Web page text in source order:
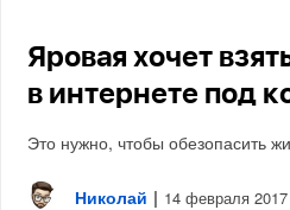
Яровая хочет
в интернете под
Это нужно, чтобы обезопасить
Николай | 14 февраля 2017